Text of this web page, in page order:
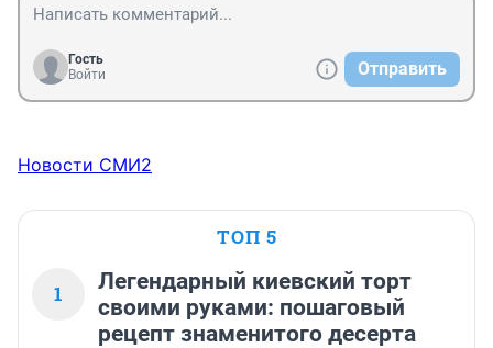
Гость
Войти
Отправить
Новости СМИ2
ТОП 5
1
Легендарный киевский торт
своими руками: пошаговый
рецепт знаменитого десерта